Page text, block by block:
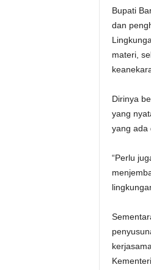
Bupati
dan
materi,
Dirinya
yang
yang ada
“Perlu